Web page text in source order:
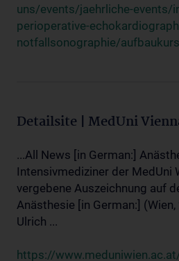
uns/events/jaehrliche-events/
perioperative-
notfallsonographie/
Detailsite | MedUni
...All News [in German:]
Intensivmediziner der MedUni
vergebene Auszeichnung auf
Anästhesie [in German:]
Ulrich ...
https://